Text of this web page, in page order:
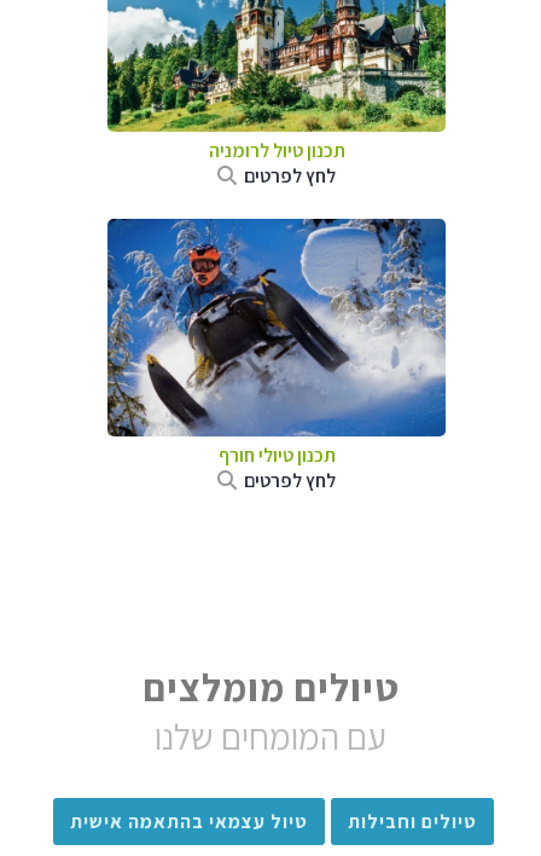
תכנון טיול לרומניה
לחץ לפרטים
תכנון טיולי חורף
לחץ לפרטים
טיולים מומלצים
עם המומחים שלנו
טיולים וחבילות טיול עצמאי בהתאמה אישית